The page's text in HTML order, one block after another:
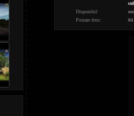
Disponibil:
nu
Postare foto:
04